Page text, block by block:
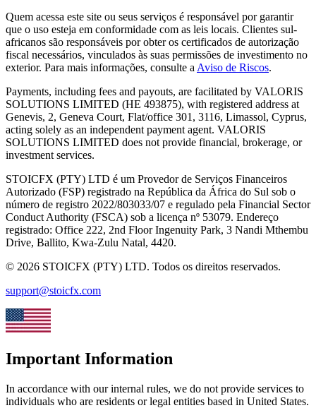
Quem acessa este site ou seus serviços é responsável por garantir
que o uso esteja em conformidade com as leis locais. Clientes sul-
africanos são responsáveis por obter os certificados de autorização
fiscal necessários, vinculados às suas permissões de investimento no
exterior. Para mais informações, consulte a Aviso de Riscos.
Payments, including fees and payouts, are facilitated by VALORIS
SOLUTIONS LIMITED (HE 493875), with registered address at
Genevis, 2, Geneva Court, Flat/office 301, 3116, Limassol, Cyprus,
acting solely as an independent payment agent. VALORIS
SOLUTIONS LIMITED does not provide financial, brokerage, or
investment services.
STOICFX (PTY) LTD é um Provedor de Serviços Financeiros
Autorizado (FSP) registrado na República da África do Sul sob o
número de registro 2022/803033/07 e regulado pela Financial Sector
Conduct Authority (FSCA) sob a licença nº 53079. Endereço
registrado: Office 222, 2nd Floor Ingenuity Park, 3 Nandi Mthembu
Drive, Ballito, Kwa-Zulu Natal, 4420.
© 2026 STOICFX (PTY) LTD. Todos os direitos reservados.
support@stoicfx.com
Important Information
In accordance with our internal rules, we do not provide services to
individuals who are residents or legal entities based in United States.